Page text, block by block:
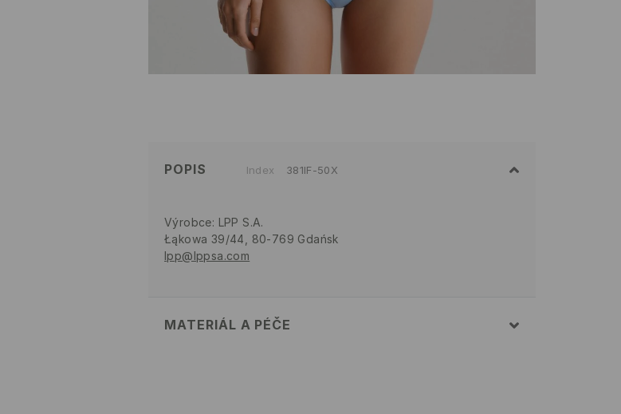
POPIS Index 381IF-50X
Výrobce: LPP S.A.
Łąkowa 39/44, 80-769 Gdańsk
lpp@lppsa.com
MATERIÁL A PÉČE